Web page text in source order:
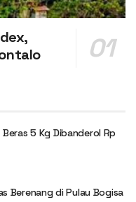
5 Kg Dibanderol Rp
Berenang di Pulau Bogisa